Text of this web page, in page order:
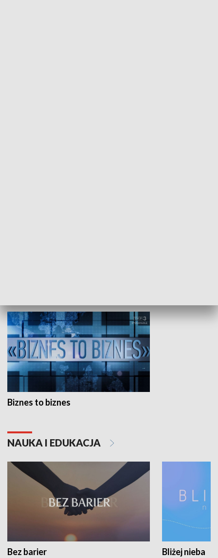
Biznes to biznes
NAUKA I EDUKACJA
Bez barier Bliżej nieba